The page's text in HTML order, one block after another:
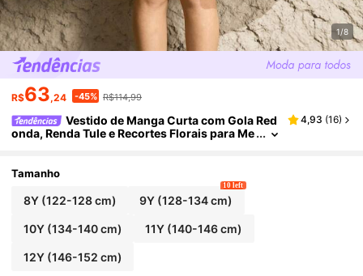
1/8
R$63,24 -45% R$114,99
Vestido de Manga Curta com Gola Red
onda, Renda Tule e Recortes Florais para Me
4,93 (16)
Tamanho
8Y(122-128 cm) 9Y (128-134 cm)
10 left
10Y(134-140 cm) 11Y (140-146 cm)
12Y(146-152 cm)